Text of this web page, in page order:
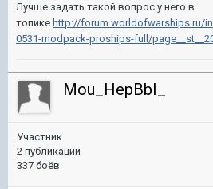
Лучше задать такой вопрос у него в
топике http://forum.worldofwarships.ru/
0531-modpack-proships-full/
Mou_HepBbI_
Участник
2 публикации
337 боёв